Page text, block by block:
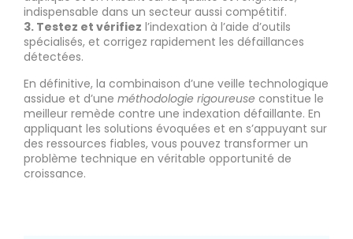
indispensable dans un secteur aussi compétitif.
3. Testez et vérifiez l’indexation à l’aide d’outils
spécialisés, et corrigez rapidement les défaillances
détectées.
En définitive, la combinaison d’une veille technologique
assidue et d’une méthodologie rigoureuse constitue le
meilleur remède contre une indexation défaillante. En
appliquant les solutions évoquées et en s’appuyant sur
des ressources fiables, vous pouvez transformer un
problème technique en véritable opportunité de
croissance.